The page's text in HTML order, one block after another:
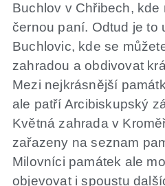
Buchlov v Chřibech, kde
černou paní. Odtud je to
Buchlovic, kde se
zahradou a obdivovat
Mezi nejkrásnější
ale patří Arcibiskupský
Květná zahrada v
zařazeny na seznam
Milovníci památek ale
objevovat i spoustu